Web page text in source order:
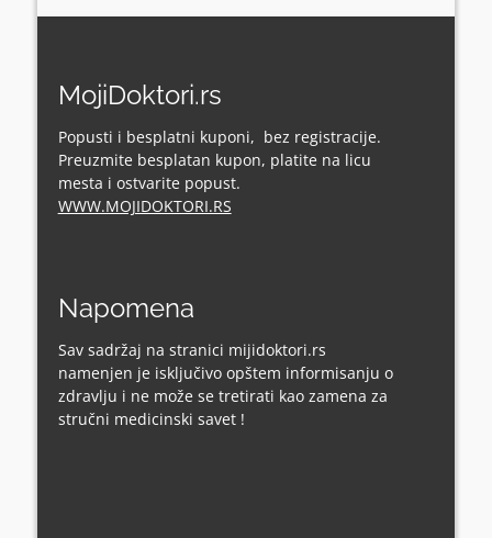
MojiDoktori.rs
Popusti i besplatni kuponi, bez registracije.
Preuzmite besplatan kupon, platite na licu
mesta i ostvarite popust.
WWW.MOJIDOKTORI.RS
Napomena
Sav sadržaj na stranici mijidoktori.rs
namenjen je isključivo opštem informisanju o
zdravlju i ne može se tretirati kao zamena za
stručni medicinski savet !